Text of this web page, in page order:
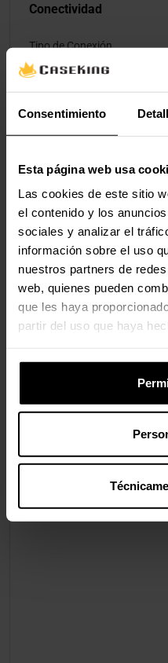
Consentimiento
Esta página web usa
Las cookies de este sitio
el contenido y los
sociales y analizar el
información sobre el uso
nuestros partners de
web, quienes pueden
que les haya
partir del uso que haya
Conectividad
Tipo de Conexión
Iluminación
Iluminación / RGB
Color de Iluminación
Valoraciones